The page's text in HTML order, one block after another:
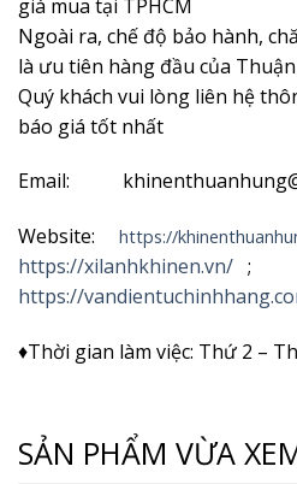
giá mua tại TPHCM
Ngoài ra, chế độ bảo hành,
là ưu tiên hàng đầu của
Quý khách vui lòng liên hệ
báo giá tốt nhất
Email:
Website: https://
https://xilanhkhinen.vn/ ;
https://
♦Thời gian làm việc: Thứ 2 –
SẢN PHẨM VỪA